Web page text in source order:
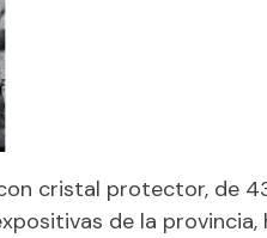
cristal protector, de
de la provincia,